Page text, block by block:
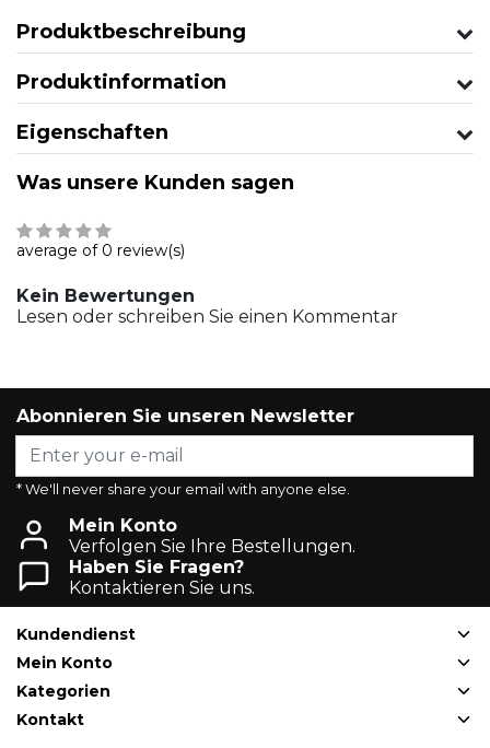
Produktbeschreibung
Produktinformation
Eigenschaften
Was unsere Kunden sagen
average of 0 review(s)
Kein Bewertungen
Lesen oder schreiben Sie einen Kommentar
Abonnieren Sie unseren Newsletter
* We'll never share your email with anyone else.
Mein Konto
Verfolgen Sie Ihre Bestellungen.
Haben Sie Fragen?
Kontaktieren Sie uns.
Kundendienst
Mein Konto
Kategorien
Kontakt